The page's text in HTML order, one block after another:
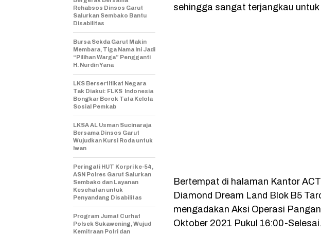
sehingga sangat terjangkau
Bertempat di halaman Kantor
Diamond Dream Land Blok B5
mengadakan Aksi Operasi
Oktober 2021 Pukul 16:00-Selesai.
Rehabsos Dinsos Garut
Salurkan Sembako Bantu
Disabilitas
Bursa Sekda Garut Makin
Membara, Tiga Nama Ini Jadi
“Pilihan Warga” Pengganti
H. Nurdin Yana
LKS Bersertifikat Negara
Tak Diakui: FLKS Indonesia
Bongkar Borok Tata Kelola
Sosial Pemkab
LKSA AL Usman Sucinaraja
Bersama Dinsos Garut
Wujudkan Kursi Roda untuk
Iwan
Peringati HUT Korpri ke-54,
ASN Polres Garut Salurkan
Sembako dan Layanan
Kesehatan untuk
Penyandang Disabilitas
Program Jumat Curhat
Polsek Sukawening, Wujud
Kemitraan Polri dan